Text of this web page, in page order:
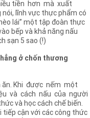
tiền hơn mà xuất
lĩnh vực thực phẩm có
lái” một tập đoàn thực
bếp và khả năng nấu
sạn 5 sao (!)
ở chốn thương
ăn. Khi được nếm một
và cách nấu của người
và học cách chế biến.
cận với các công thức